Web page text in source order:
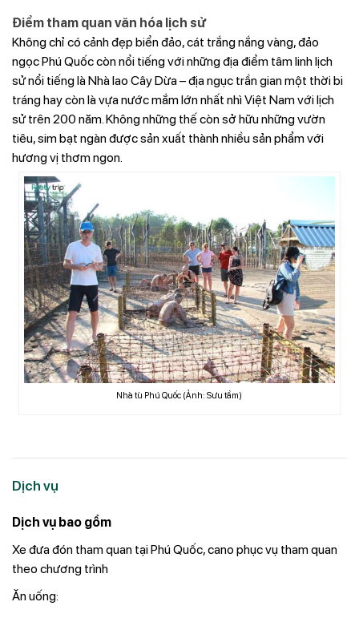
Điểm tham quan văn hóa lịch sử
Không chỉ có cảnh đẹp biển đảo, cát trắng nắng vàng, đảo
ngọc Phú Quốc còn nổi tiếng với những địa điểm tâm linh lịch
sử nổi tiếng là Nhà lao Cây Dừa – địa ngục trần gian một thời bi
tráng hay còn là vựa nước mắm lớn nhất nhì Việt Nam với lịch
sử trên 200 năm. Không những thế còn sở hữu những vườn
tiêu, sim bạt ngàn được sản xuất thành nhiều sản phẩm với
hương vị thơm ngon.
Nhà tù Phú Quốc (Ảnh: Sưu tầm)
Dịch vụ
Dịch vụ bao gồm
Xe đưa đón tham quan tại Phú Quốc, cano phục vụ tham quan
theo chương trình
Ăn uống: